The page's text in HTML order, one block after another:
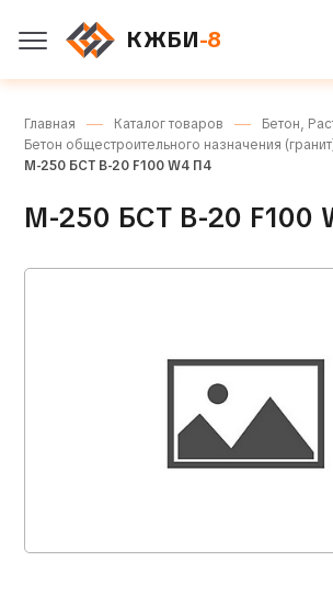
КЖБИ-8
Главная Каталог товаров
Бетон,
Бетон общестроительного назначения
М-250 БСТ В-20 F100 W4 П4
М-250 БСТ В-20 F100